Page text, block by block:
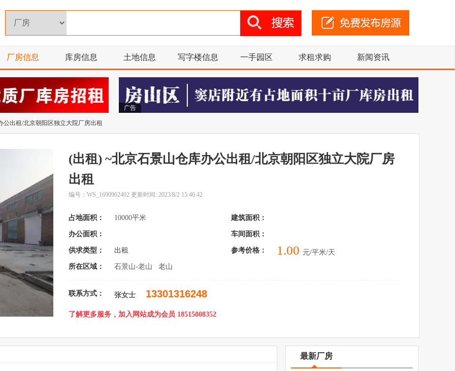
厂房信息 库房信息 土地信息 写字楼信息 一手园区 求租求购 新闻资讯
广告
出租/北京朝阳区独立大院厂房出租
(出租) ~北京石景山仓库办公出租/北京朝阳区独立大院厂房
出租
编号：WS_1690962402 更新时间: 2023/8/2 15:46:42
占地面积： 10000平米 建筑面积：
办公面积： 车间面积：
供求类型： 出租 参考价格： 1.00 元/平米/天
所在区域：
石景山-老山 老山
联系方式： 张女士 13301316248
了解更多服务，加入网站成为会员 18515008352
最新厂房